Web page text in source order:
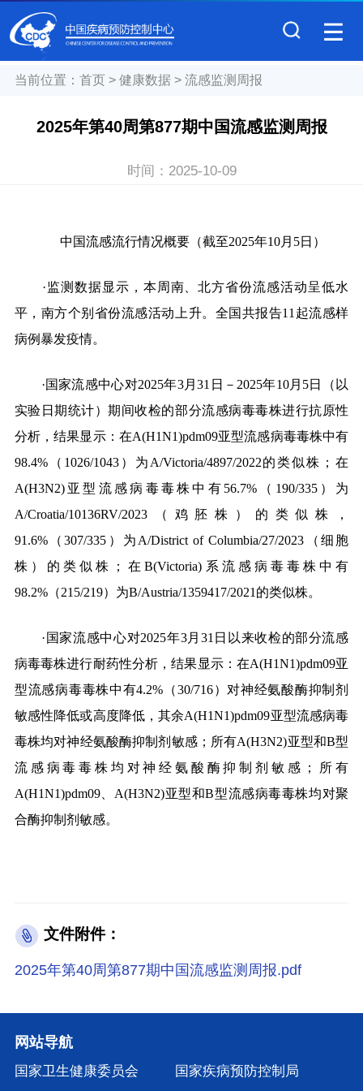
当前位置： 首页> 健康数据> 流感监测周报
2025年第40周第877期中国流感监测周报
时间： 2025-10-09
中国流感流行情况概要（截至2025年10月 5日）
·监测数据显示，本周南、北方省份流感活动呈低水
平，南方个别省份流感活动上升。全国共报告11起流感样
病例暴发疫情。
·国家流感中心对2025年3月31日－2025年10月5日（以
实验日期统计）期间收检的部分流感病毒毒株进行抗原性
分析，结果显示：在A(H1N1)pdm09亚型流感病毒毒株中有
98.4%（1026/1043）为A/Victoria/4897/2022的类似株；在
A(H3N2)亚型流感病毒毒株中有56.7%（190/335）为
A/Croatia/10136RV/2023（鸡胚株）的类似株，
91.6%（307/335）为A/District of Columbia/27/2023（细胞
株）的类似株；在B(Victoria)系流感病毒毒株中有
98.2%（215/219）为B/Austria/1359417/2021的类似株。
·国家流感中心对2025年3月31日以来收检的部分流感
病毒毒株进行耐药性分析，结果显示：在A(H1N1)pdm09亚
型流感病毒毒株中有4.2%（30/716）对神经氨酸酶抑制剂
敏感性降低或高度降低，其余A(H1N1)pdm09亚型流感病毒
毒株均对神经氨酸酶抑制剂敏感；所有A(H3N2)亚型和B型
流感病毒毒株均对神经氨酸酶抑制剂敏感；所有
A(H1N1)pdm09、A(H3N2)亚型和B型流感病毒毒株均对聚
合酶抑制剂敏感。
文件附件：
2025年第40周第877期中国流感监测周报.pdf
网站导航
国家卫生健康委员会 国家疾病预防控制局